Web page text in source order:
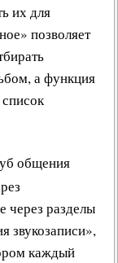
их для
позволяет
а функция
общения
через разделы
звукозаписи»,
каждый